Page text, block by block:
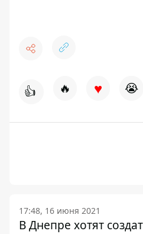
👍 🔥 ♥ 😭
17:48, 16 июня 2021
В Днепре хотят